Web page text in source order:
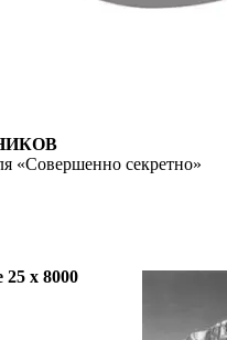
«Совершенно секретно»
25 х 8000